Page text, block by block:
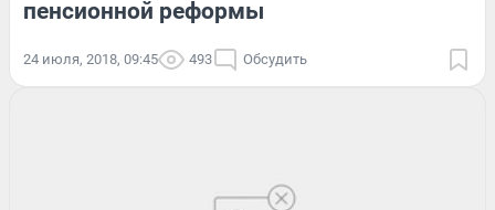
пенсионной реформы
24 июля, 2018, 09:45 493 Обсудить